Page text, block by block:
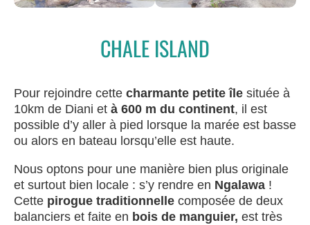
CHALE ISLAND
Pour rejoindre cette charmante petite île située à
10km de Diani et à 600 m du continent, il est
possible d’y aller à pied lorsque la marée est basse
ou alors en bateau lorsqu’elle est haute.
Nous optons pour une manière bien plus originale
et surtout bien locale : s’y rendre en Ngalawa !
Cette pirogue traditionnelle composée de deux
balanciers et faite en bois de manguier, est très